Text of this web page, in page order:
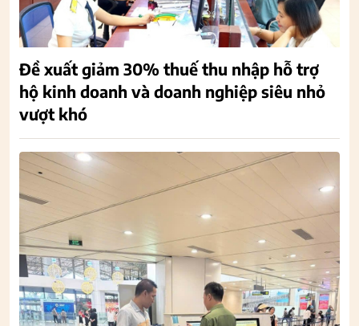
Đề xuất giảm 30% thuế thu nhập hỗ trợ
hộ kinh doanh và doanh nghiệp siêu nhỏ
vượt khó